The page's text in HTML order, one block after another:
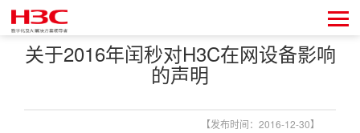
关于2016年闰秒对H3C在网设备影响
的声明
【发布时间：2016-12-30】